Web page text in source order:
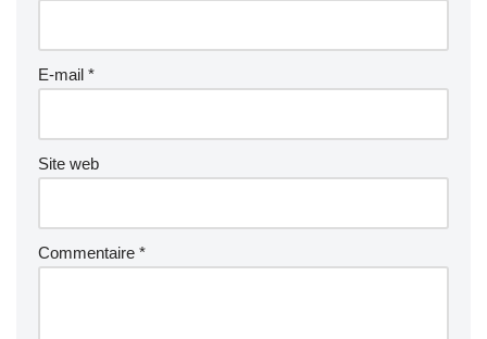
E-mail *
Site web
Commentaire *